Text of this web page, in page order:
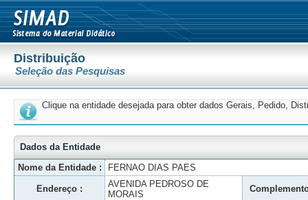
Distribuição
Seleção das Pesquisas
Clique na entidade desejada para obter dados Gerais, Pedido,
Dados da Entidade
Nome da Entidade :
FERNAO DIAS PAES
Endereço :
AVENIDA PEDROSO DE
MORAIS